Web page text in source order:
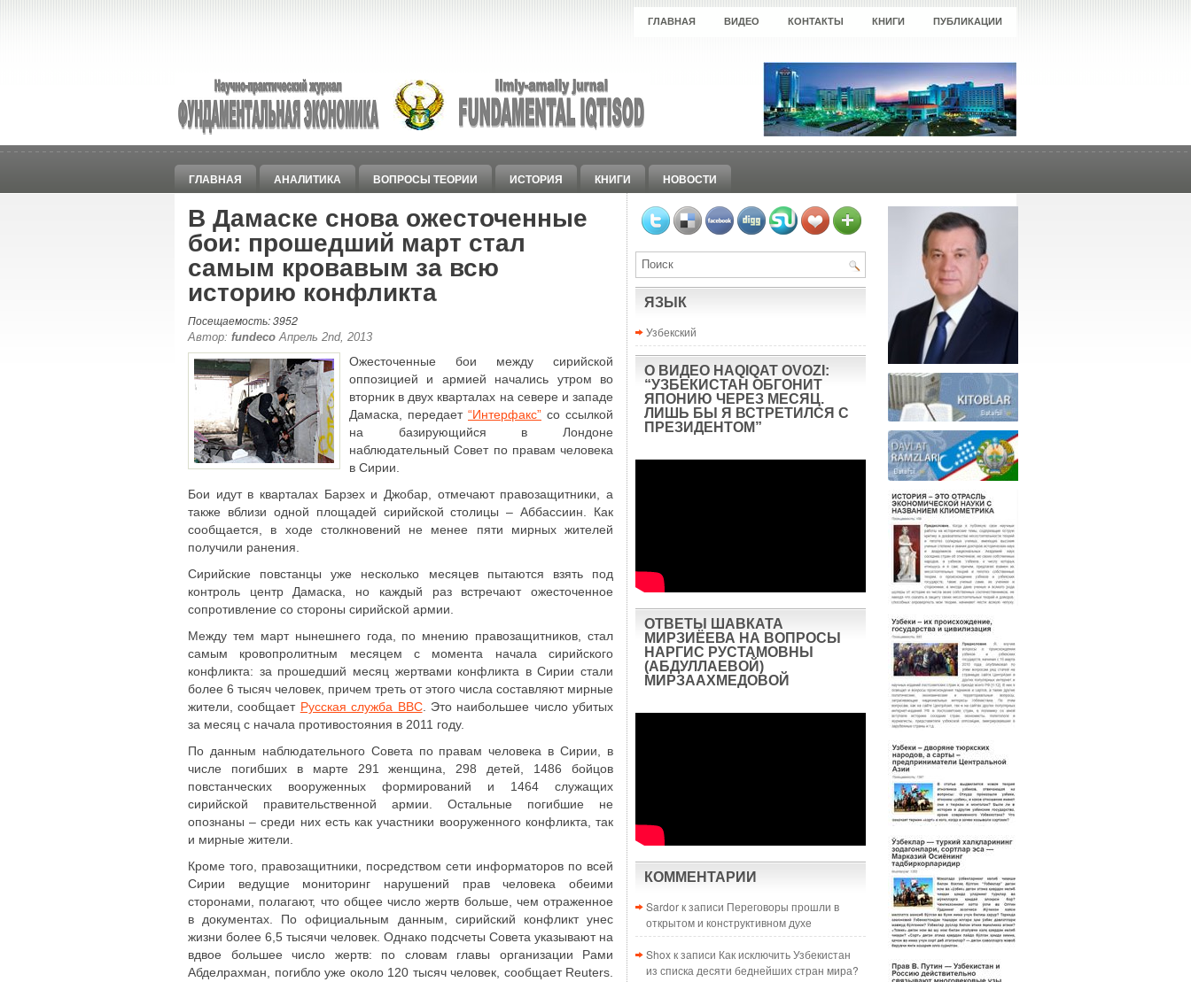
ГЛАВНАЯ ВИДЕО КОНТАКТЫ КНИГИ ПУБЛИКАЦИИ
ГЛАВНАЯ АНАЛИТИКА ВОПРОСЫ ТЕОРИИ ИСТОРИЯ КНИГИ НОВОСТИ
В Дамаске снова ожесточенные
бои: прошедший март стал
самым кровавым за всю
историю конфликта
Посещаемость: 3952
Автор: fundeco Апрель 2nd, 2013
Ожесточенные бои между сирийской
оппозицией и армией начались утром во
вторник в двух кварталах на севере и западе
Дамаска, передает “Интерфакс” со ссылкой
на базирующийся в Лондоне
наблюдательный Совет по правам человека
в Сирии.
Бои идут в кварталах Барзех и Джобар, отмечают правозащитники, а
также вблизи одной площадей сирийской столицы – Аббассиин. Как
сообщается, в ходе столкновений не менее пяти мирных жителей
получили ранения.
Сирийские повстанцы уже несколько месяцев пытаются взять под
контроль центр Дамаска, но каждый раз встречают ожесточенное
сопротивление со стороны сирийской армии.
Между тем март нынешнего года, по мнению правозащитников, стал
самым кровопролитным месяцем с момента начала сирийского
конфликта: за прошедший месяц жертвами конфликта в Сирии стали
более 6 тысяч человек, причем треть от этого числа составляют мирные
жители, сообщает Русская служба BBC. Это наибольшее число убитых
за месяц с начала противостояния в 2011 году.
По данным наблюдательного Совета по правам человека в Сирии, в
числе погибших в марте 291 женщина, 298 детей, 1486 бойцов
повстанческих вооруженных формирований и 1464 служащих
сирийской правительственной армии. Остальные погибшие не
опознаны – среди них есть как участники вооруженного конфликта, так
и мирные жители.
Кроме того, правозащитники, посредством сети информаторов по всей
Сирии ведущие мониторинг нарушений прав человека обеими
сторонами, полагают, что общее число жертв больше, чем отраженное
в документах. По официальным данным, сирийский конфликт унес
жизни более 6,5 тысячи человек. Однако подсчеты Совета указывают на
вдвое большее число жертв: по словам главы организации Рами
Абделрахман, погибло уже около 120 тысяч человек, сообщает Reuters.
ЯЗЫК
Узбекский
О ВИДЕО HAQIQAT OVOZI:
“УЗБЕКИСТАН ОБГОНИТ
ЯПОНИЮ ЧЕРЕЗ МЕСЯЦ.
ЛИШЬ БЫ Я ВСТРЕТИЛСЯ С
ПРЕЗИДЕНТОМ”
ОТВЕТЫ ШАВКАТА
МИРЗИЁЕВА НА ВОПРОСЫ
НАРГИС РУСТАМОВНЫ
(АБДУЛЛАЕВОЙ)
МИРЗААХМЕДОВОЙ
КОММЕНТАРИИ
Sardor к записи Переговоры прошли в
открытом и конструктивном духе
Shox к записи Как исключить Узбекистан
из списка десяти беднейших стран мира?